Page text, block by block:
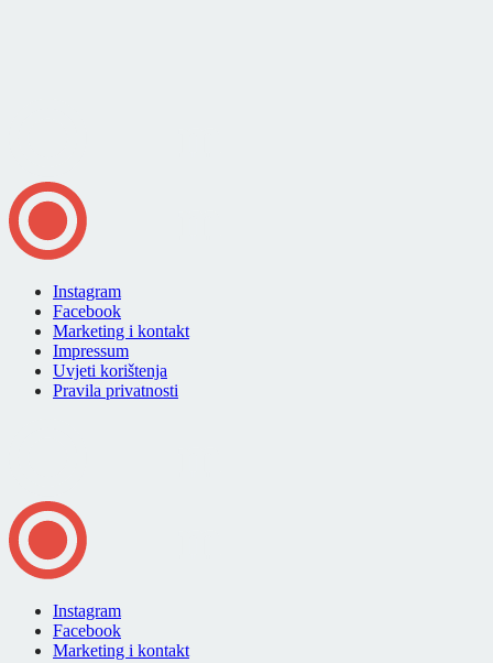
Instagram
Facebook
Marketing i kontakt
Impressum
Uvjeti korištenja
Pravila privatnosti
Instagram
Facebook
Marketing i kontakt